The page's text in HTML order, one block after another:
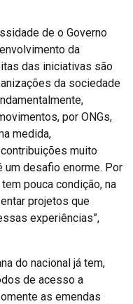
de o Governo
da
das iniciativas são
da sociedade
por ONGs,
medida,
muito
um desafio enorme. Por
pouca condição, na
projetos que
experiências”,
do nacional já tem,
de acesso a
as emendas